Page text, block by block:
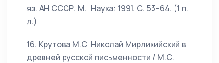
яз. АН СССР. М.: Наука: 1991. С. 53–64. (1 п.
л.)
16. Крутова М.С. Николай Мирликийский в
древней русской письменности / М.С.